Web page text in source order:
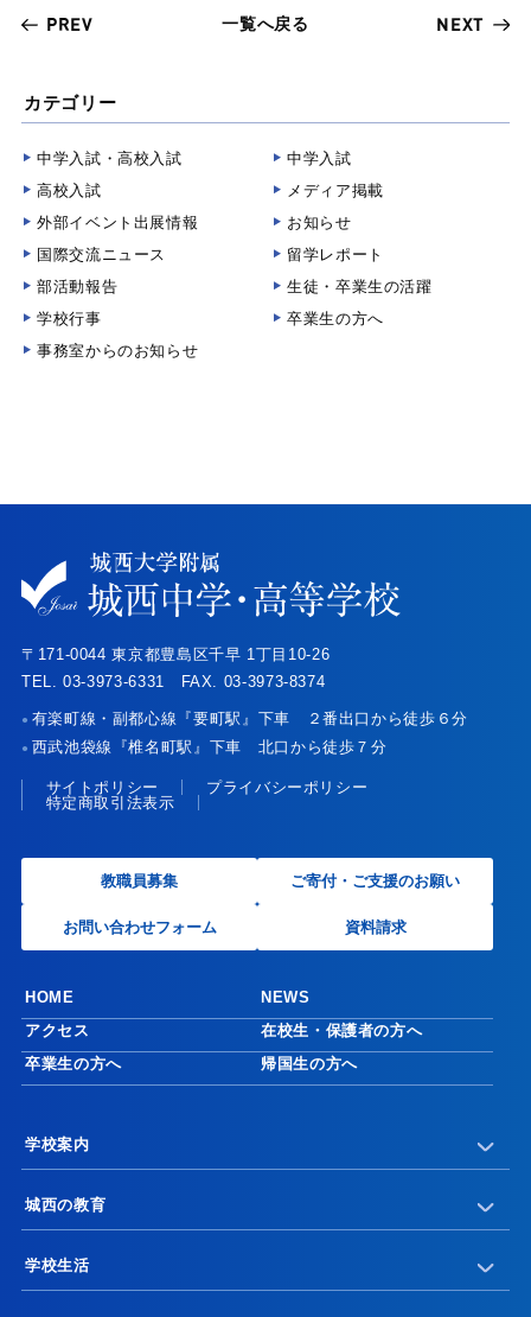
PREV 一覧へ戻る NEXT
カテゴリー
中学入試・高校入試
中学入試
高校入試
メディア掲載
外部イベント出展情報
お知らせ
国際交流ニュース
留学レポート
部活動報告
生徒・卒業生の活躍
学校行事
卒業生の方へ
事務室からのお知らせ
〒171-0044 東京都豊島区千早 1丁目10-26
TEL. 03-3973-6331 FAX. 03-3973-8374
● 有楽町線・副都心線『要町駅』下車 ２番出口から徒歩６分
● 西武池袋線『椎名町駅』下車 北口から徒歩７分
サイトポリシー
プライバシーポリシー
特定商取引法表示
教職員募集 ご寄付・ご支援のお願い
お問い合わせフォーム 資料請求
HOME
NEWS
アクセス
在校生・保護者の方へ
卒業生の方へ
帰国生の方へ
学校案内
城西の教育
学校生活